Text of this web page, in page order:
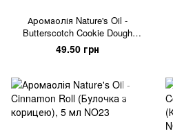
Аромаолія Nature's Oil -
Butterscotch Cookie Dough
(Печиво з ірискою), 5 мл
49.50 грн